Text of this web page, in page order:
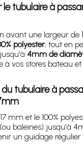
le tubulaire à
avant une largeur de
polyester, tout en
4mm de
à vos stores bateau
tubulaire à
mm et le 100%
baleines) jusqu'à
un guidage